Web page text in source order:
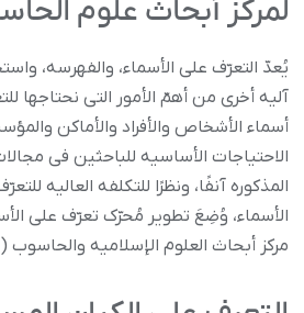
لمرکز أبحاث علوم
یُعدّ التعرّف على الأسماء، والفهرسه،
آلیه أخرى من أهمّ الأمور التی نحتاجها
أسماء الأشخاص والأفراد والأماکن
الاحتیاجات الأساسیه للباحثین فی
المذکوره آنفًا، ونظرًا للتکلفه العالیه
الأسماء، وُضِعَ تطویر مُحرّک تعرّف على
مرکز أبحاث العلوم الإسلامیه والحاسوب